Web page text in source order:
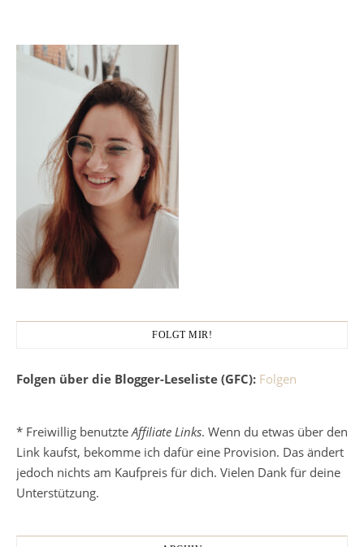
FOLGT MIR!
Folgen über die Blogger-Leseliste (GFC): Folgen
* Freiwillig benutzte Affiliate Links. Wenn du etwas über den
Link kaufst, bekomme ich dafür eine Provision. Das ändert
jedoch nichts am Kaufpreis für dich. Vielen Dank für deine
Unterstützung.